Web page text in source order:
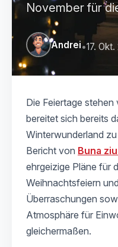
November für
Andrei•17.
Die Feiertage
bereitet sich bereits
Winterwunderland
Bericht von Buna
ehrgeizige Pläne für
Weihnachtsfeiern
Überraschungen
Atmosphäre für
gleichermaßen.